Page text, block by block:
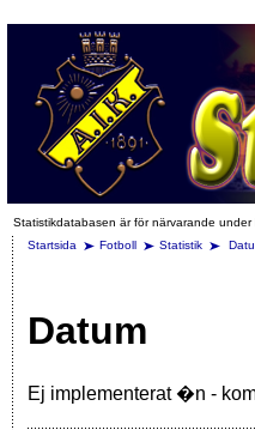
Statistikdatabasen är för närvarande
Startsida
Fotboll Statistik
Datum
Ej implementerat �n -